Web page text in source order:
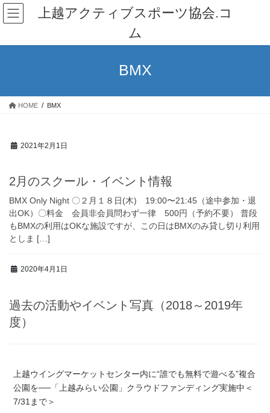
コ
ン
ン
ナ
ビ
ー
上越アクティブスポーツ協会.コ
ム
BMX
HOME BMX
2021年2月1日
2月のスクール・イベント情報
BMX Only Night 〇２月１８日(木) 19:00〜21:45（途中参加・退
出OK）〇料金 会員非会員問わず一律 500円（予約不要） 普段
もBMXの利用はOKな施設ですが、この日はBMXのみ貸し切り利用
としま […]
2020年4月1日
過去の活動やイベント写真（2018～2019年
度）
上越ウイングマーケットセンター内に“誰でも無料で遊べる”複合
公園を──「上越みらい公園」クラウドファンディング実施中＜
7/31まで＞